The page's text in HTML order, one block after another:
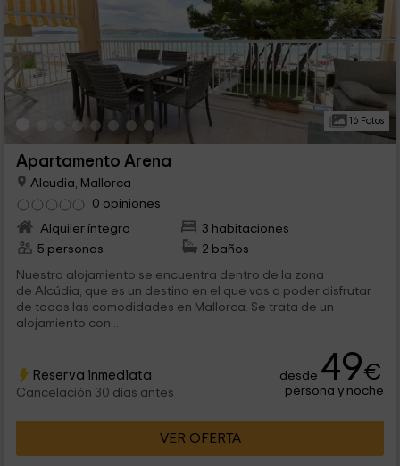
16 Fotos
Apartamento Arena
Alcudia, Mallorca
0 opiniones
Alquiler íntegro
3 habitaciones
5 personas
2 baños
Nuestro alojamiento se encuentra dentro de la zona
de Alcúdia, que es un destino en el que vas a poder disfrutar
de todas las comodidades en Mallorca. Se trata de un
alojamiento con...
Reserva inmediata
Cancelación 30 días antes
desde 49€
persona y noche
VER OFERTA